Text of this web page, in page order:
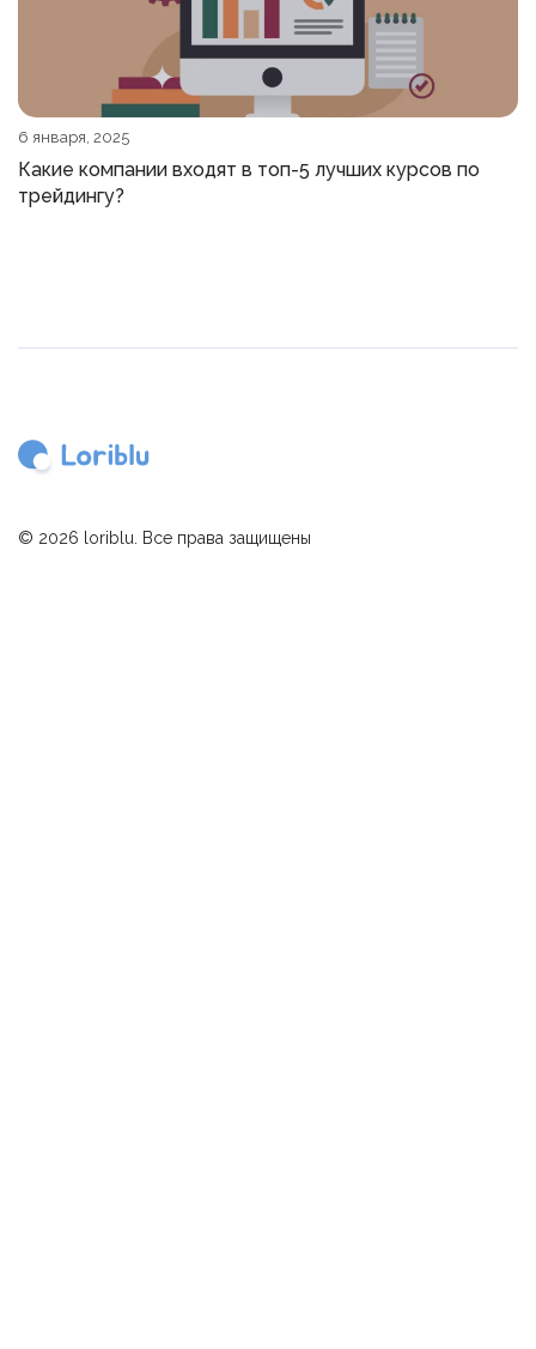
6 января, 2025
Какие компании входят в топ-5 лучших курсов по
трейдингу?
© 2026 loriblu. Все права защищены